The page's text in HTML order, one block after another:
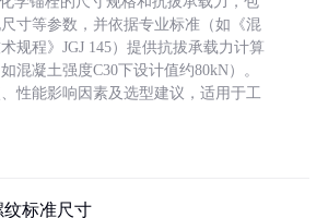
寸等参数，并依据专业标准（如《混
规程》JGJ 145）提供抗拔承载力计算
混凝土强度C30下设计值约80kN）。
性能影响因素及选型建议，适用于工
纹标准尺寸